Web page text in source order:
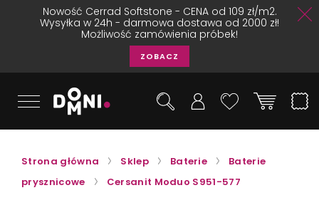
Nowość Cerrad Softstone - CENA od 109 zł/m2.
Wysyłka w 24h - darmowa dostawa od 2000 zł!
Możliwość zamówienia próbek!
ZOBACZ
Strona główna Sklep Baterie
Baterie
prysznicowe
Cersanit Moduo S951-577